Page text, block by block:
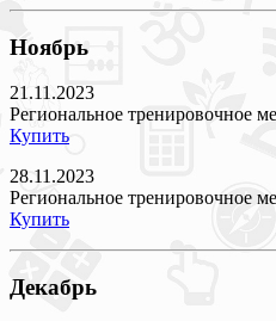
Ноябрь
21.11.2023
Региональное тренировочное
Купить
28.11.2023
Региональное тренировочное
Купить
Декабрь